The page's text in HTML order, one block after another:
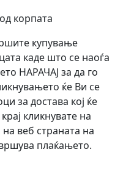
корпата
купување
каде што се наоѓа
НАРАЧАЈ за да го
ќе Ви се
за достава кој ќе
кликнувате на
веб страната на
плаќањето.